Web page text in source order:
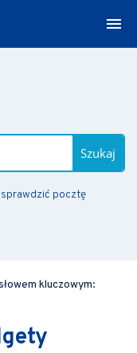
Szukaj
sprawdzić pocztę
kluczowym: